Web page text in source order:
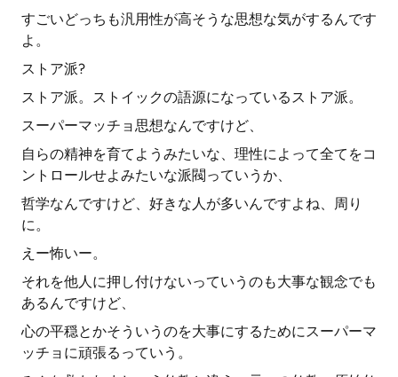
すごいどっちも汎用性が高そうな思想な気がするんです
よ。
ストア派?
ストア派。ストイックの語源になっているストア派。
スーパーマッチョ思想なんですけど、
自らの精神を育てようみたいな、理性によって全てをコ
ントロールせよみたいな派閥っていうか、
哲学なんですけど、好きな人が多いんですよね、周り
に。
えー怖いー。
それを他人に押し付けないっていうのも大事な観念でも
あるんですけど、
心の平穏とかそういうのを大事にするためにスーパーマ
ッチョに頑張るっていう。